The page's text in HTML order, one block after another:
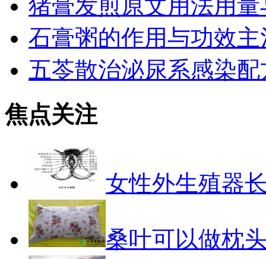
猪膏发煎原文用法用量
石膏粥的作用与功效主
五苓散治泌尿系感染配
焦点关注
女性外生殖器
桑叶可以做枕